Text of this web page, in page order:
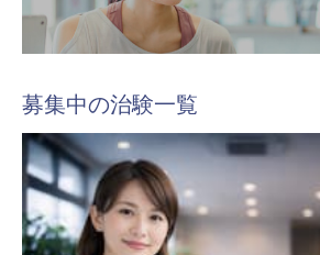
募集中の治験一覧